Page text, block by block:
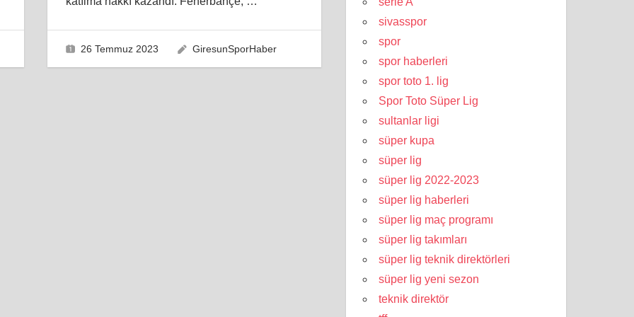
26 Temmuz 2023 GiresunSporHaber
sivasspor
spor
spor haberleri
spor toto 1. lig
Spor Toto Süper Lig
sultanlar ligi
süper kupa
süper lig
süper lig 2022-2023
süper lig haberleri
süper lig maç programı
süper lig takımları
süper lig teknik direktörleri
süper lig yeni sezon
teknik direktör